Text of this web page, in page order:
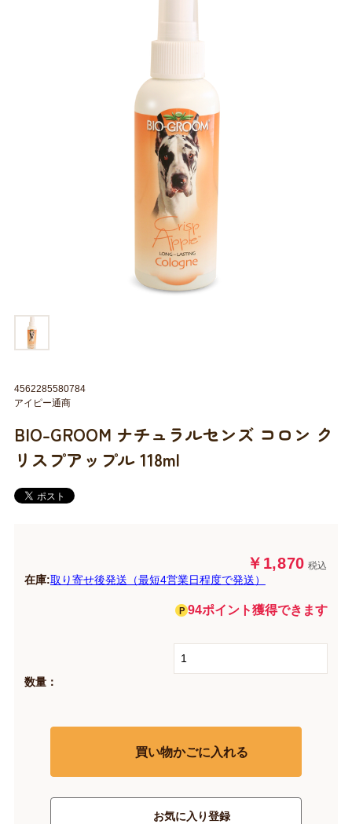
BIO-GROOM ナチュラルセンズ コロン ク
リスプアップル 118ml
￥1,870 税込
在庫:取り寄せ後発送（最短4営業日程度で発送）
94ポイント獲得できます
数量：
買い物かごに入れる
お気に入り登録
4562285580784
アイピー通商